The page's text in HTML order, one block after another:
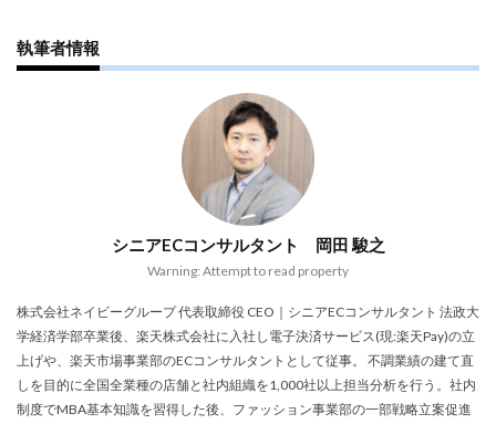
執筆者情報
シニアECコンサルタント 岡田 駿之
Warning: Attempt to read property
株式会社ネイビーグループ 代表取締役 CEO｜シニアECコンサルタント 法政大
学経済学部卒業後、楽天株式会社に入社し電子決済サービス(現:楽天Pay)の立
上げや、楽天市場事業部のECコンサルタントとして従事。 不調業績の建て直
しを目的に全国全業種の店舗と社内組織を1,000社以上担当分析を行う。社内
制度でMBA基本知識を習得した後、ファッション事業部の一部戦略立案促進